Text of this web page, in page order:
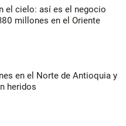
el cielo: así es el negocio
millones en el Oriente
en el Norte de Antioquia y
heridos